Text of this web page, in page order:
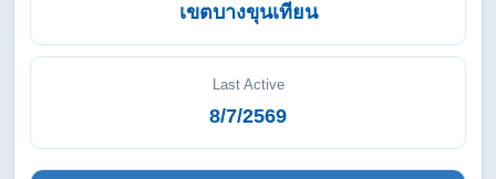
เขตบางขุนเทียน
Last Active
8/7/2569